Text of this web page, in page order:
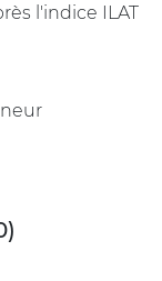
l'indice ILAT